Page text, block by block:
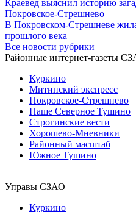
Краевед выяснил историю
Покровское-Стрешнево
В Покровском-Стрешневе
прошлого века
Все новости рубрики
Районные интернет-газеты
Куркино
Митинский экспресс
Покровское-Стрешнево
Наше Северное Тушино
Строгинские вести
Хорошево-Мневники
Районный масштаб
Южное Тушино
Управы СЗАО
Куркино